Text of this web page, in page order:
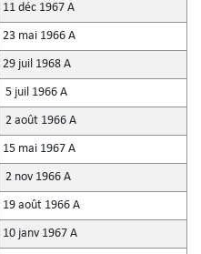
11 déc 1967 A
23 mai 1966 A
29 juil 1968 A
5 juil 1966 A
2 août 1966 A
15 mai 1967 A
2 nov 1966 A
19 août 1966 A
10 janv 1967 A